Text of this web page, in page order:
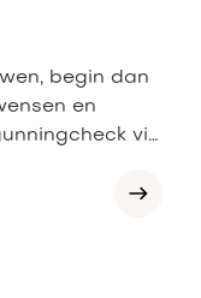
begin dan
en
via